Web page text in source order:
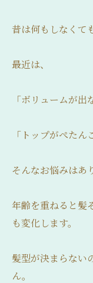
昔は何もしなくて
最近は、
「ボリュームが出
「トップがぺたん
そんなお悩みはあ
年齢を重ねると髪
も変化します。
髪型が決まらない
ん。